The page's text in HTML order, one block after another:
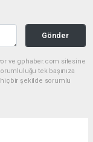
Gönder
ve gphaber.com sitesine
tek başınıza
hiçbir şekilde sorumlu